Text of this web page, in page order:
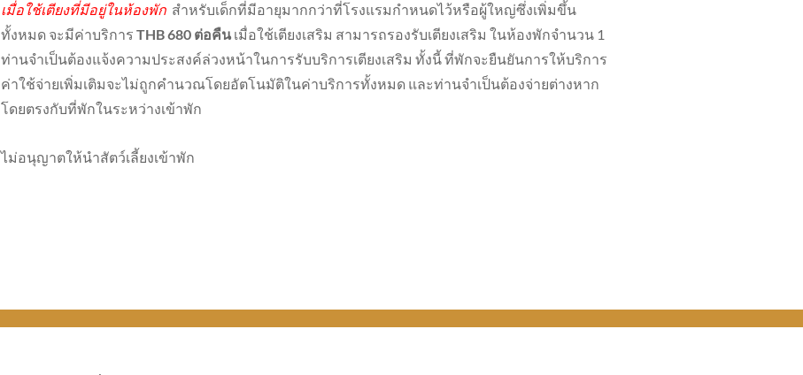
เมื่อใช้เตียงที่มีอยู่ในห้องพัก สำหรับเด็กที่มีอายุมากกว่าที่โรงแรมกำหนดไว้หรือผู้ใหญ่ซึ่งเพิ่มขึ้น
ทั้งหมด จะมีค่าบริการ THB 680 ต่อคืนเมื่อใช้เตียงเสริม สามารถรองรับเตียงเสริม ในห้องพักจำนวน 1
ท่านจำเป็นต้องแจ้งความประสงค์ล่วงหน้าในการรับบริการเตียงเสริม ทั้งนี้ ที่พักจะยืนยันการให้บริการ
ค่าใช้จ่ายเพิ่มเติมจะไม่ถูกคำนวณโดยอัตโนมัติในค่าบริการทั้งหมด และท่านจำเป็นต้องจ่ายต่างหาก
โดยตรงกับที่พักในระหว่างเข้าพัก
ไม่อนุญาตให้นำสัตว์เลี้ยงเข้าพัก